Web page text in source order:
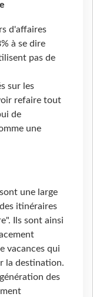
d'affaires
à se dire
pas de
sur les
refaire tout
de
une
une large
itinéraires
Ils sont ainsi
vacances qui
la destination.
des